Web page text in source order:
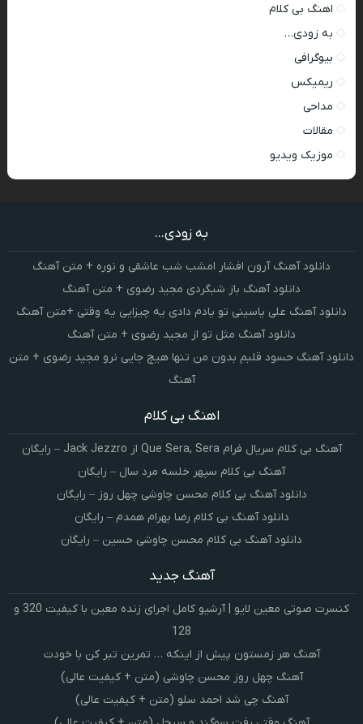
اهنگ بی کلام
به زودی…
بیوگرافی
ریمیکس
مداحی
مقالات
موزیک ویدیو
به زودی...
دانلود آهنگ آرون افشار امشب شب عاشقی و نوره + متن آهنگ
دانلود آهنگ باز شبگردی مجید رضوی + متن آهنگ
دانلود آهنگ علی یاسینی تو یادم دادی یه چیزایی یه وقتی +متن آهنگ
دانلود آهنگ مثل تو از مجید رضوی + متن آهنگ
دانلود آهنگ حسود قلبم بدون من تنها هیچ جایی نرو مجید رضوی + متن
آهنگ
اهنگ بی کلام
آهنگ بی کلام سریال فرام Que Sera, Sera از Jack Jezzro – رایگان
آهنگ بی کلام سپهر خلسه مرد سال – رایگان
دانلود آهنگ بی کلام محسن چاوشی چهل روز – رایگان
دانلود آهنگ بی کلام رضا بهرام همدم – رایگان
دانلود آهنگ بی کلام محسن چاوشی حسین – رایگان
آهنگ جدید
کنسرت صوتی معین لایو | آرشیو کامل اجرای زنده معین با کیفیت 320 و
128
آهنگ هر زمستون پیش از اینکه … تمرین تبر کن با خودت
آهنگ چهل روز محسن چاوشی (متن + کیفیت عالی)
آهنگ چی شد احمد سلو (متن + کیفیت عالی)